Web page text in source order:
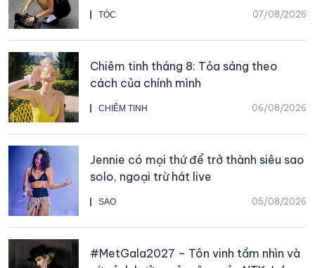
TÓC 07/08/2026
CHIÊM TINH 06/08/2026
Chiêm tinh tháng 8: Tỏa sáng theo
cách của chính mình
SAO 05/08/2026
Jennie có mọi thứ để trở thành siêu sao
solo, ngoại trừ hát live
#MetGala2027 – Tôn vinh tầm nhìn và